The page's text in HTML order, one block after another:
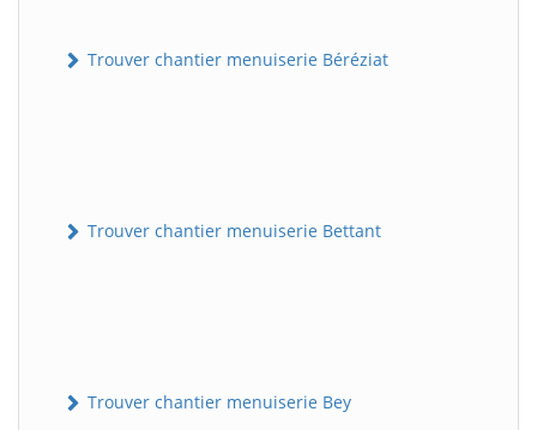
Trouver chantier menuiserie Béréziat
Trouver chantier menuiserie Bettant
Trouver chantier menuiserie Bey